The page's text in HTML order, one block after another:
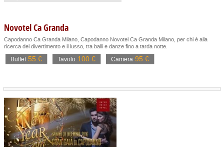
Novotel Ca Granda
Capodanno Ca Granda Milano, Capodanno Novotel Ca Granda Milano, per chi è alla
ricerca del divertimento e il lusso, tra balli e danze fino a tarda notte.
Buffet 55 € Tavolo 100 € Camera 95 €